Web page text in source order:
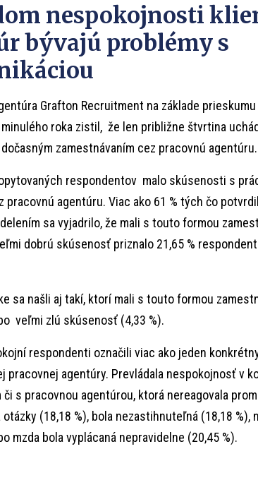
nespokojnosti
bývajú problémy s
Grafton Recruitment na základe
roka zistil, že len približne štvrtina
zamestnávaním cez pracovnú agentúru.
respondentov malo skúsenosti s
pracovnú agentúru. Viac ako 61 % tých čo
sa vyjadrilo, že mali s touto formou
dobrú skúsenosť priznalo 21,65 %
sa našli aj takí, ktorí mali s touto formou
veľmi zlú skúsenosť (4,33 %).
respondenti označili viac ako jeden
pracovnej agentúry. Prevládala nespokojnosť v
s pracovnou agentúrou, ktorá nereagovala
(18,18 %), bola nezastihnuteľná (18,18 %),
mzda bola vyplácaná nepravidelne (20,45 %).